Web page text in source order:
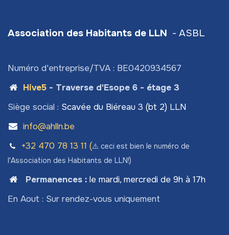
Association des Habitants de LLN - ASBL
Numéro d'entreprise/TVA : BE0420934567
Hive5- Traverse d'Esope 6 - étage 3
Siège social : Scavée du Biéreau 3 (bt 2) LLN
info@ahlln.be
+32 470 78​ 13 11 (⚠️ ceci est bien le numéro de
l'Association des Habitants de LLN!)
Permanences: le mardi, mercredi de 9h à 17h
En Aout : Sur rendez-vous uniquement